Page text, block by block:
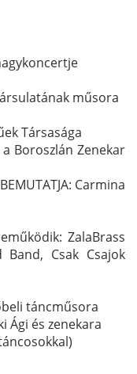
műsora
Társasága
Boroszlán Zenekar
Carmina
ZalaBrass
Band, Csak Csajok
táncműsora
Ági és zenekara